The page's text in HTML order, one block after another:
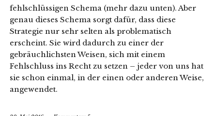
fehlschlüssigen Schema (mehr dazu unten). Aber
genau dieses Schema sorgt dafür, dass diese
Strategie nur sehr selten als problematisch
erscheint. Sie wird dadurch zu einer der
gebräuchlichsten Weisen, sich mit einem
Fehlschluss ins Recht zu setzen – jeder von uns hat
sie schon einmal, in der einen oder anderen Weise,
angewendet.